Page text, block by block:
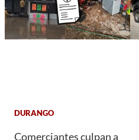
DURANGO
Comerciantes culpan a